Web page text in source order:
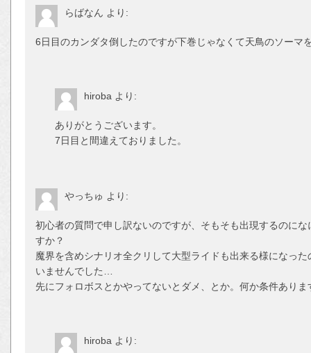
らばなん より:
6日目のカンダタ倒したのですが下巻じゃなくて天鳥のソーマ
hiroba より:
ありがとうございます。
7日目と間違えておりました。
やっちゅ より:
初心者の質問で申し訳ないのですが、そもそも出現するのに
すか？
魔界を含めシナリオ全クリして大型ライドも出来る様になっ
いませんでした…
先にフォロボスとかやってないとダメ、とか。何か条件ありま
hiroba より: